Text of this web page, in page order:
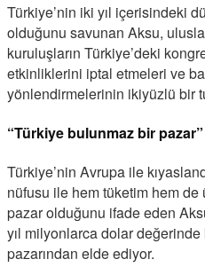
Türkiye’nin iki yıl içerisindeki
olduğunu savunan Aksu,
kuruluşların Türkiye’deki
etkinliklerini iptal etmeleri ve
yönlendirmelerinin ikiyüzlü bir
“Türkiye bulunmaz bir pazar”
Türkiye’nin Avrupa ile
nüfusu ile hem tüketim hem
pazar olduğunu ifade eden
yıl milyonlarca dolar
pazarından elde ediyor.